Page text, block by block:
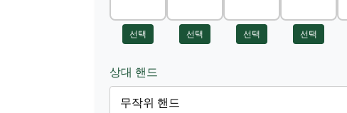
선택 선택 선택 선택
상대 핸드